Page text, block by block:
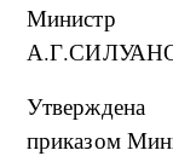
Министр
Утверждена
приказом